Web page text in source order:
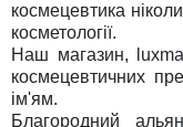
космецевтика
косметології.
Наш магазин,
космецевтичних
ім'ям.
Благородний